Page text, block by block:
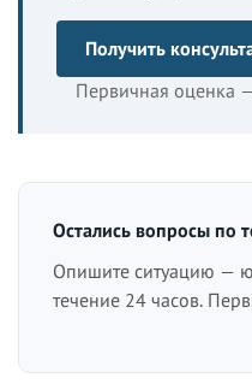
Получить
Первичная оценка
Остались вопросы по
Опишите ситуацию —
течение 24 часов.